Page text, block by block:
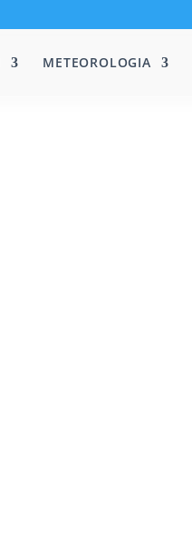
METEOROLOGIA